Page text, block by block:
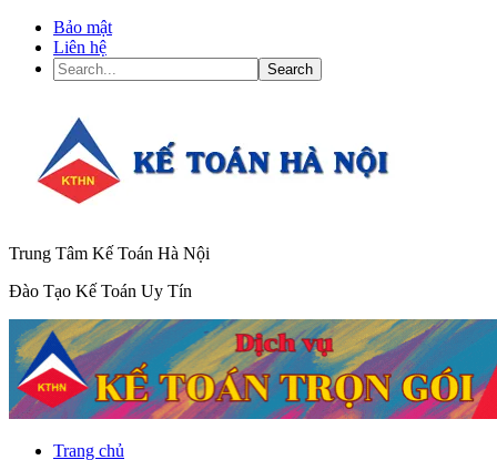
Bảo mật
Liên hệ
Search...
Trung Tâm Kế Toán Hà Nội
Đào Tạo Kế Toán Uy Tín
Trang chủ